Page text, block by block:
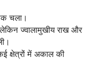
चला।
ज्वालामुखीय राख और
क्षेत्रों में अकाल की